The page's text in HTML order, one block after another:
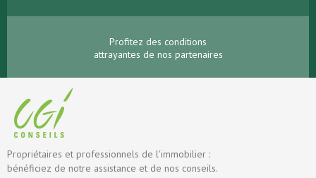
Profitez des conditions
attrayantes de nos partenaires
Propriétaires et professionnels de l'immobilier :
bénéficiez de notre assistance et de nos conseils.